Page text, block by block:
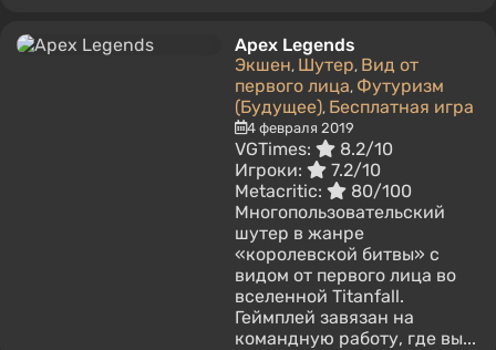
Apex Legends
Экшен, Шутер, Вид от
первого лица, Футуризм
(Будущее), Бесплатная игра
4 февраля 2019
VGTimes:
8.2/10
Игроки:
7.2/10
Metacritic:
80/100
Многопользовательский
шутер в жанре
«королевской битвы» с
видом от первого лица во
вселенной Titanfall.
Геймплей завязан на
командную работу, где вы...